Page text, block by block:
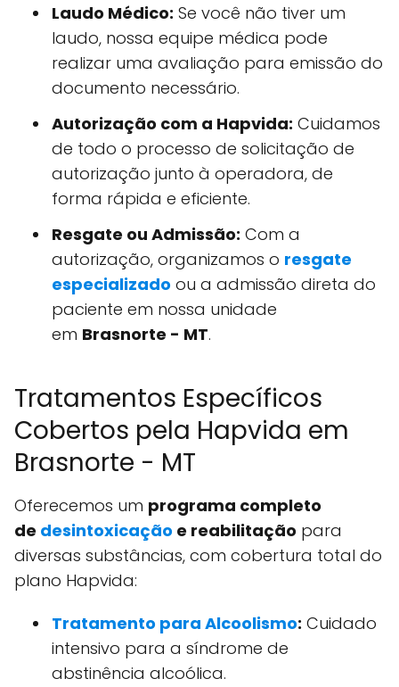
Laudo Médico: Se você não tiver um
laudo, nossa equipe médica pode
realizar uma avaliação para emissão do
documento necessário.
Autorização com a Hapvida: Cuidamos
de todo o processo de solicitação de
autorização junto à operadora, de
forma rápida e eficiente.
Resgate ou Admissão: Com a
autorização, organizamos o resgate
especializado ou a admissão direta do
paciente em nossa unidade
em Brasnorte - MT.
Tratamentos Específicos
Cobertos pela Hapvida em
Brasnorte - MT
Oferecemos um programa completo
de desintoxicação e reabilitação para
diversas substâncias, com cobertura total do
plano Hapvida:
Tratamento para Alcoolismo: Cuidado
intensivo para a síndrome de
abstinência alcoólica.